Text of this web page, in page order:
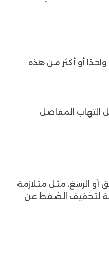
أو أكثر من هذه
التهاب المفاصل
الرسغ، مثل متلازمة
لتخفيف الضغط عن